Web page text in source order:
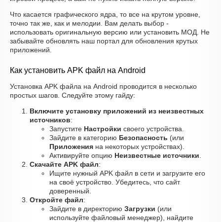
Что касается графического ядра, то все на крутом уровне,
точно так же, как и мелодии. Вам делать выбор -
использовать оригинальную версию или установить МОД. Не
забывайте обновлять наш портал для обновления крутых
приложений.
Как установить APK файл на Android
Установка APK файла на Android проводится в несколько
простых шагов. Следуйте этому гайду:
Включите установку приложений из неизвестных
источников:
Запустите Настройки своего устройства.
Зайдите в категорию Безопасность (или
Приложения на некоторых устройствах).
Активируйте опцию Неизвестные источники
Скачайте APK файл:
Ищите нужный APK файл в сети и загрузите его
на своё устройство. Убедитесь, что сайт
доверенный.
Откройте файл:
Зайдите в директорию Загрузки (или
используйте файловый менеджер), найдите